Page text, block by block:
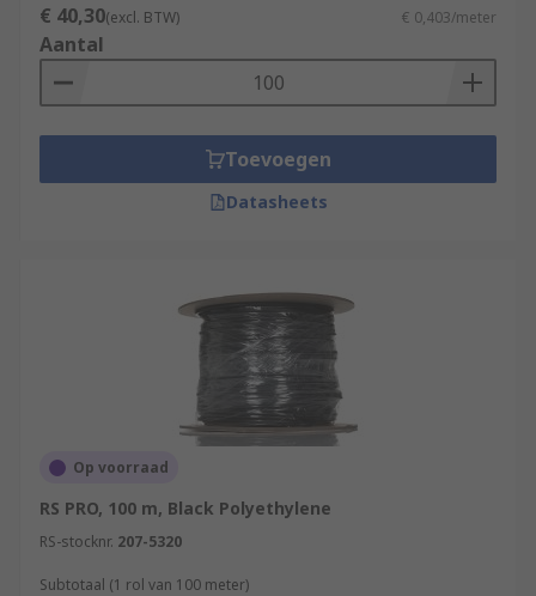
€ 40,30(excl. BTW) € 0,403/meter
Aantal
Toevoegen
Datasheets
Op voorraad
RS PRO, 100 m, Black Polyethylene
RS-stocknr. 207-5320
Subtotaal (1 rol van 100 meter)